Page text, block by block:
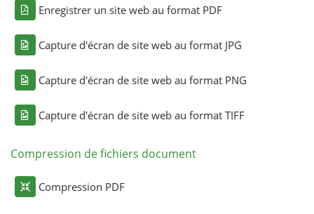
Enregistrer un site web au format PDF
Capture d'écran de site web au format JPG
Capture d'écran de site web au format PNG
Capture d'écran de site web au format TIFF
Compression de fichiers document
Compression PDF